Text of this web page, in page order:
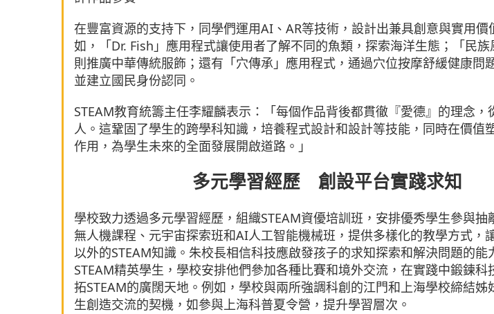
在豐富資源的支持下，同學們運用AI、AR等技術，設計出兼具創意與實用價
如，「Dr. Fish」應用程式讓使用者了解不同的魚類，探索海洋生態；「民
則推廣中華傳統服飾；還有「穴傳承」應用程式，通過穴位按摩舒緩健康問
並建立國民身份認同。
STEAM教育統籌主任李耀麟表示：「每個作品背後都貫徹『愛德』的理念，
人。這鞏固了學生的跨學科知識，培養程式設計和設計等技能，同時在價值
作用，為學生未來的全面發展開啟道路。」
多元學習經歷 創設平台實踐求知
學校致力透過多元學習經歷，組織STEAM資優培訓班，安排優秀學生參與抽
無人機課程、元宇宙探索班和AI人工智能機械班，提供多樣化的教學方式，
以外的STEAM知識。朱校長相信科技應啟發孩子的求知探索和解決問題的能
STEAM精英學生，學校安排他們參加各種比賽和境外交流，在實踐中鍛鍊科
拓STEAM的廣闊天地。例如，學校與兩所強調科創的江門和上海學校締結姊
生創造交流的契機，如參與上海科普夏令營，提升學習層次。